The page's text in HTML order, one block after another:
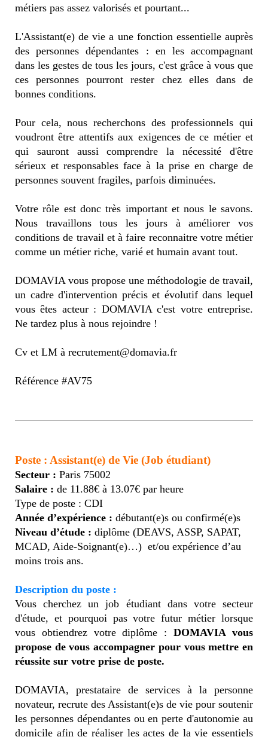
métiers pas assez valorisés et pourtant...
L'Assistant(e) de vie a une fonction essentielle auprès
des personnes dépendantes : en les accompagnant
dans les gestes de tous les jours, c'est grâce à vous que
ces personnes pourront rester chez elles dans de
bonnes conditions.
Pour cela, nous recherchons des professionnels qui
voudront être attentifs aux exigences de ce métier et
qui sauront aussi comprendre la nécessité d'être
sérieux et responsables face à la prise en charge de
personnes souvent fragiles, parfois diminuées.
Votre rôle est donc très important et nous le savons.
Nous travaillons tous les jours à améliorer vos
conditions de travail et à faire reconnaitre votre métier
comme un métier riche, varié et humain avant tout.
DOMAVIA vous propose une méthodologie de travail,
un cadre d'intervention précis et évolutif dans lequel
vous êtes acteur : DOMAVIA c'est votre entreprise.
Ne tardez plus à nous rejoindre !
Cv et LM à recrutement@domavia.fr
Référence #AV75
Poste : Assistant(e) de Vie (Job étudiant)
Secteur : Paris 75002
Salaire : de 11.88€ à 13.07€ par heure
Type de poste : CDI
Année d’expérience : débutant(e)s ou confirmé(e)s
Niveau d’étude : diplôme (DEAVS, ASSP, SAPAT,
MCAD, Aide-Soignant(e)…) et/ou expérience d’au
moins trois ans.
Description du poste :
Vous cherchez un job étudiant dans votre secteur
d'étude, et pourquoi pas votre futur métier lorsque
vous obtiendrez votre diplôme : DOMAVIA vous
propose de vous accompagner pour vous mettre en
réussite sur votre prise de poste.
DOMAVIA, prestataire de services à la personne
novateur, recrute des Assistant(e)s de vie pour soutenir
les personnes dépendantes ou en perte d'autonomie au
domicile afin de réaliser les actes de la vie essentiels